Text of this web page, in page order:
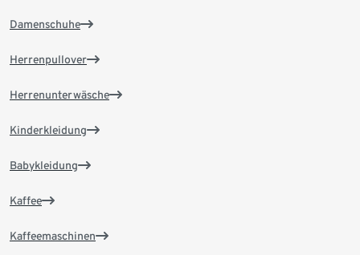
Damenschuhe
Herrenpullover
Herrenunterwäsche
Kinderkleidung
Babykleidung
Kaffee
Kaffeemaschinen